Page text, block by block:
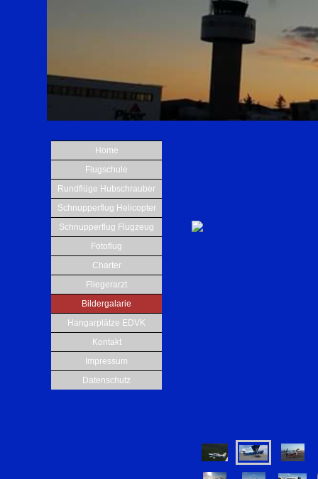
Home
Flugschule
Rundflüge Hubschrauber
Schnupperflug Helicopter
Schnupperflug Flugzeug
Fotoflug
Charter
Fliegerarzt
Bildergalarie
Hangarplätze EDVK
Kontakt
Impressum
Datenschutz